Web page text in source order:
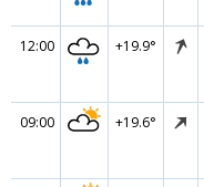
12:00 +19.9°
09:00 +19.6°